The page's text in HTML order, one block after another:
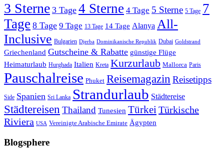
3 Sterne 3 Tage 4 Sterne 4 Tage 5 Sterne 5 Tage 7
Tage 8 Tage 9 Tage 13 Tage 14 Tage Alanya All-
Inclusive Bulgarien Djerba Dominikanische Republik Dubai Goldstrand
Griechenland Gutscheine & Rabatte günstige Flüge
Heimaturlaub Hurghada Italien Kreta Kurzurlaub Mallorca Paris
Pauschalreise Phuket Reisemagazin Reisetipps
Side Spanien Sri Lanka Strandurlaub Städtereise
Städtereisen Thailand Tunesien TürkeiTürkische
Riviera USA Vereinigte Arabische Emirate Ägypten
Blogsphere